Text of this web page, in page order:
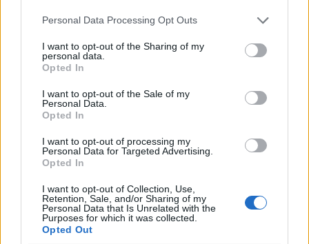
Personal Data Processing Opt Outs
I want to opt-out of the Sharing of my
personal data.
Opted In
I want to opt-out of the Sale of my
Personal Data.
Opted In
I want to opt-out of processing my
Personal Data for Targeted Advertising.
Opted In
I want to opt-out of Collection, Use,
Retention, Sale, and/or Sharing of my
Personal Data that Is Unrelated with the
Purposes for which it was collected.
Opted Out
10 Juni 2016
lotte27. ,SummiVHX,BigDaddyDangerund33 anderen
cassy47
Ich drücke dir auch alle Daumen und auch ich hab mich
eben registriert, hätte ich schon viel eher machen sollen,
können. Umarme Dich ganz doll und gib nicht auf Cen.
10 Juni 2016